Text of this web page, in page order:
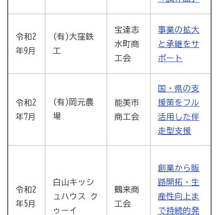
令和2
年9月
(有)大窪鉄
工
宝達志
水町商
工会
事業の拡大
と承継をサ
ポート
令和2
年7月
(有)岡元農
場
能美市
商工会
国・県の支
援策をフル
活用した伴
走型支援
令和2
年5月
白山キッシ
ュハウス ク
ゥーイ
鶴来商
工会
創業から販
路開拓・生
産性向上ま
で持続的発